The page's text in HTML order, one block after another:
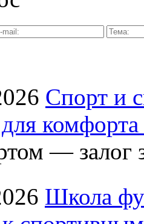
Спорт и
комфорта
— залог
Школа